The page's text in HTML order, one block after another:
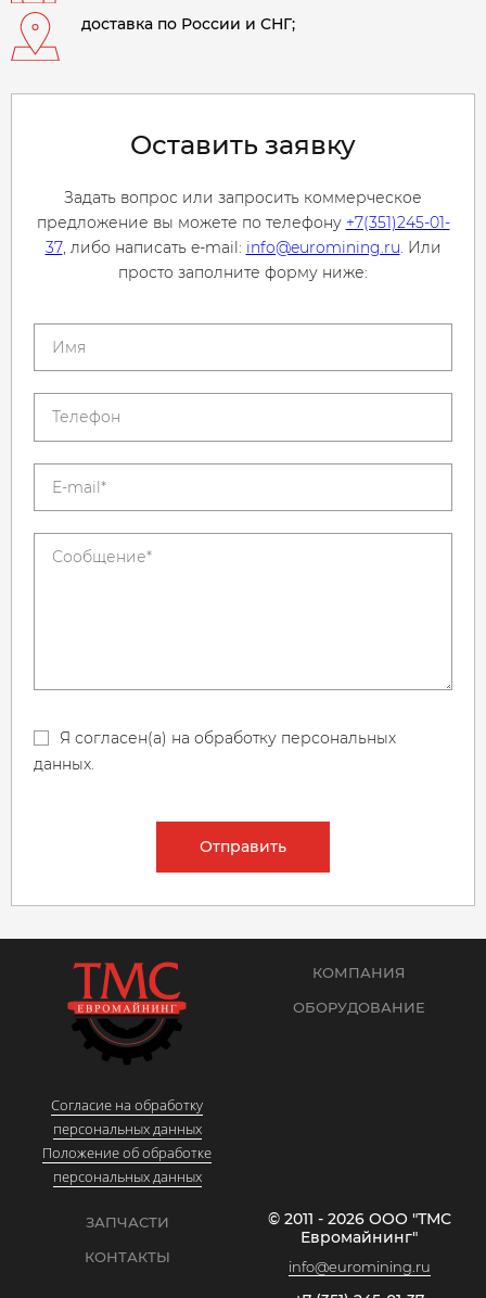
доставка по России и СНГ;
Оставить заявку
Задать вопрос или запросить коммерческое
предложение вы можете по телефону +7(351)245-01-
37, либо написать e-mail: info@euromining.ru. Или
просто заполните форму ниже:
Я согласен(а) на обработку персональных
данных.
Отправить
Согласие на обработку
персональных данных
Положение об обработке
персональных данных
КОМПАНИЯ
ОБОРУДОВАНИЕ
ЗАПЧАСТИ
КОНТАКТЫ
© 2011 - 2026 ООО "ТМС
Евромайнинг"
info@euromining.ru